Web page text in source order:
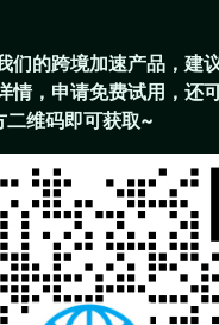
们的跨境加速产品 ，建
情，申请免费试用，还
维码即可获取~